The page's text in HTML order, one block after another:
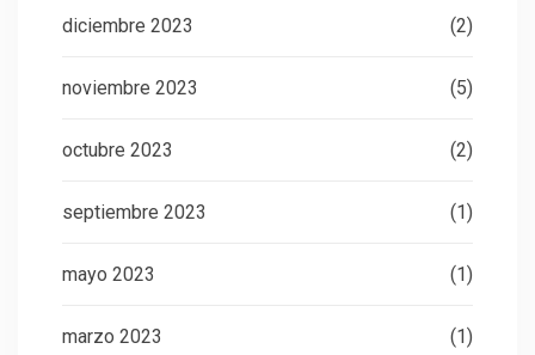
diciembre 2023 (2)
noviembre 2023 (5)
octubre 2023 (2)
septiembre 2023 (1)
mayo 2023 (1)
marzo 2023 (1)